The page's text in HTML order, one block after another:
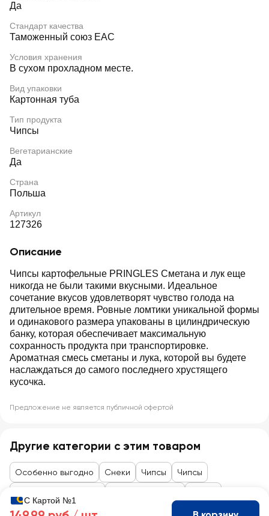
Да
Стандарт качества
Таможенный союз EAC
Условия хранения
В сухом прохладном месте.
Вид упаковки
Картонная туба
Тип продукта
Чипсы
Вегетарианские
Да
Страна
Польша
Артикул
127326
Описание
Чипсы картофельные PRINGLES Сметана и лук еще
никогда не были такими вкусными. Идеальное
сочетание вкусов удовлетворят чувство голода на
длительное время. Ровные ломтики уникальной формы
и одинакового размера упакованы в цилиндрическую
банку, которая обеспечивает максимальную
сохранность продукта при транспортировке.
Ароматная смесь сметаны и лука, которой вы будете
наслаждаться до самого последнего хрустящего
кусочка.
Предложение не является публичной офертой
Другие категории с этим товаром
Особенно выгодно Снеки Чипсы Чипсы
С Картой №1